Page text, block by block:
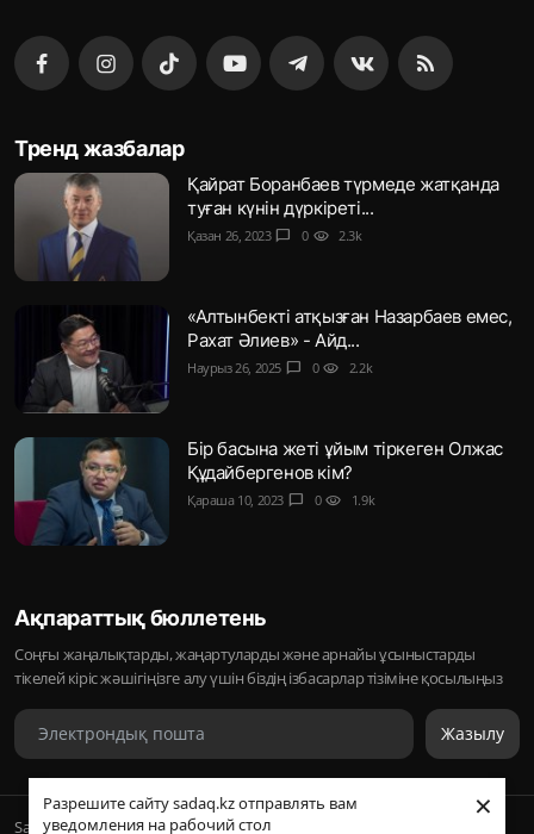
Разрешите сайту sadaq.kz отправлять вам
уведомления на рабочий стол
×
Тренд жазбалар
Қайрат Боранбаев түрмеде жатқанда
туған күнін дүркіреті...
Қазан 26, 2023 chat_bubble 0 visibility 2.3k
«Алтынбекті атқызған Назарбаев емес,
Рахат Әлиев» - Айд...
Наурыз 26, 2025 chat_bubble 0 visibility 2.2k
Бір басына жеті ұйым тіркеген Олжас
Құдайбергенов кім?
Қараша 10, 2023 chat_bubble 0 visibility 1.9k
Ақпараттық бюллетень
Соңғы жаңалықтарды, жаңартуларды және арнайы ұсыныстарды
тікелей кіріс жәшігіңізге алу үшін біздің ізбасарлар тізіміне қосылыңыз
Жазылу
Sadaq © 2026, Inc. | ᛢᚣᚦᚣᛟ | Барлық құқықтары қорғалған